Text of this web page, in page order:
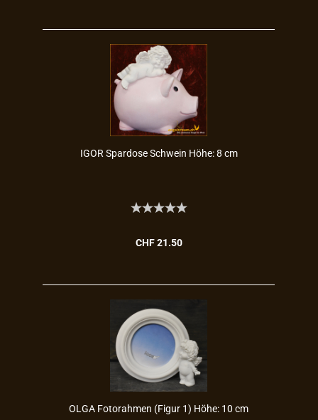
IGOR Spar­do­se Schwein Höhe: 8 cm
CHF 21.50
OLGA Fo­to­rah­men (Figur 1) Höhe: 10 cm